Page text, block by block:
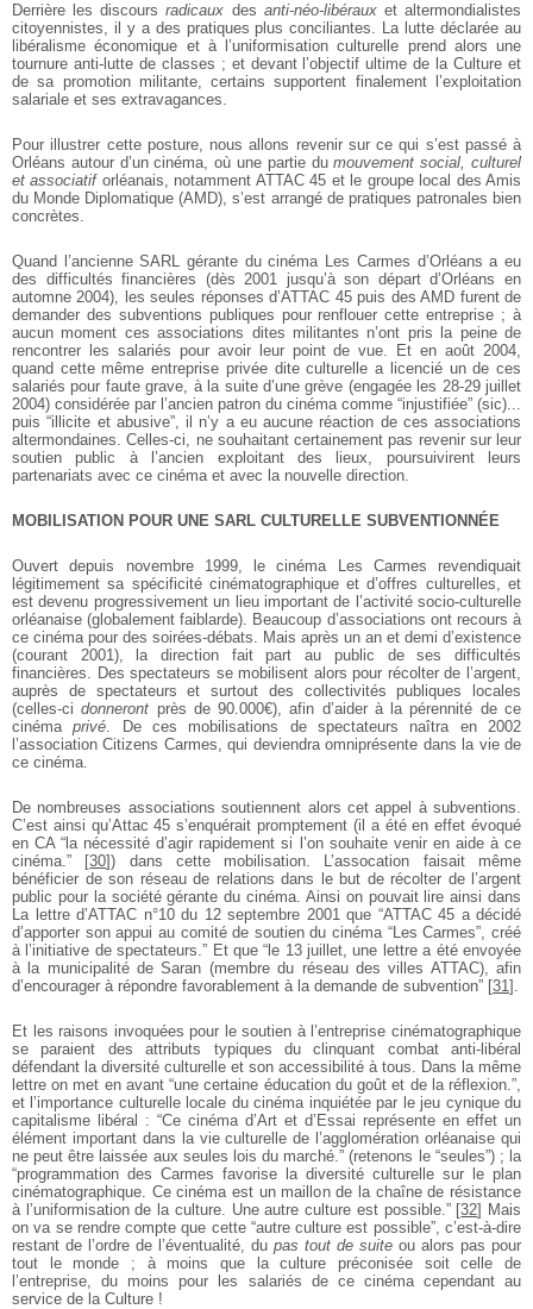
Derrière les discoursradicaux des anti-néo-libérauxet altermondialistes
citoyennistes, il y a des pratiques plus conciliantes. La lutte déclarée au
libéralisme économique et à l’uniformisation culturelle prend alors une
tournure anti-lutte de classes ; et devant l’objectif ultime de la Culture et
de sa promotion militante, certains supportent finalement l’exploitation
salariale et ses extravagances.
Pour illustrer cette posture, nous allons revenir sur ce qui s’est passé à
Orléans autour d’un cinéma, où une partie dumouvement social, culturel
et associatiforléanais, notamment ATTAC 45 et le groupe local des Amis
du Monde Diplomatique (AMD), s’est arrangé de pratiques patronales bien
concrètes.
Quand l’ancienne SARL gérante du cinéma Les Carmes d’Orléans a eu
des difficultés financières (dès 2001 jusqu’à son départ d’Orléans en
automne 2004), les seules réponses d’ATTAC 45 puis des AMD furent de
demander des subventions publiques pour renflouer cette entreprise ; à
aucun moment ces associations dites militantes n’ont pris la peine de
rencontrer les salariés pour avoir leur point de vue. Et en août 2004,
quand cette même entreprise privée dite culturelle a licencié un de ces
salariés pour faute grave, à la suite d’une grève (engagée les 28-29 juillet
2004) considérée par l’ancien patron du cinéma comme “injustifiée” (sic)...
puis “illicite et abusive”, il n’y a eu aucune réaction de ces associations
altermondaines. Celles-ci, ne souhaitant certainement pas revenir sur leur
soutien public à l’ancien exploitant des lieux, poursuivirent leurs
partenariats avec ce cinéma et avec la nouvelle direction.
MOBILISATION POUR UNE SARL CULTURELLE SUBVENTIONNÉE
Ouvert depuis novembre 1999, le cinéma Les Carmes revendiquait
légitimement sa spécificité cinématographique et d’offres culturelles, et
est devenu progressivement un lieu important de l’activité socio-culturelle
orléanaise (globalement faiblarde). Beaucoup d’associations ont recours à
ce cinéma pour des soirées-débats. Mais après un an et demi d’existence
(courant 2001), la direction fait part au public de ses difficultés
financières. Des spectateurs se mobilisent alors pour récolter de l’argent,
auprès de spectateurs et surtout des collectivités publiques locales
(celles-cidonneront près de 90.000€), afin d’aider à la pérennité de ce
cinémaprivé. De ces mobilisations de spectateurs naîtra en 2002
l’association Citizens Carmes, qui deviendra omniprésente dans la vie de
ce cinéma.
De nombreuses associations soutiennent alors cet appel à subventions.
C’est ainsi qu’Attac 45 s’enquérait promptement (il a été en effet évoqué
en CA “la nécessité d’agir rapidement si l’on souhaite venir en aide à ce
cinéma.” [30]) dans cette mobilisation. L’assocation faisait même
bénéficier de son réseau de relations dans le but de récolter de l’argent
public pour la société gérante du cinéma. Ainsi on pouvait lire ainsi dans
La lettre d’ATTAC n°10 du 12 septembre 2001 que “ATTAC 45 a décidé
d’apporter son appui au comité de soutien du cinéma “Les Carmes”, créé
à l’initiative de spectateurs.” Et que “le 13 juillet, une lettre a été envoyée
à la municipalité de Saran (membre du réseau des villes ATTAC), afin
d’encourager à répondre favorablement à la demande de subvention” [31] .
Et les raisons invoquées pour le soutien à l’entreprise cinématographique
se paraient des attributs typiques du clinquant combat anti-libéral
défendant la diversité culturelle et son accessibilité à tous. Dans la même
lettre on met en avant “une certaine éducation du goût et de la réflexion.”,
et l’importance culturelle locale du cinéma inquiétée par le jeu cynique du
capitalisme libéral : “Ce cinéma d’Art et d’Essai représente en effet un
élément important dans la vie culturelle de l’agglomération orléanaise qui
ne peut être laissée aux seules lois du marché.” (retenons le “seules”) ; la
“programmation des Carmes favorise la diversité culturelle sur le plan
cinématographique. Ce cinéma est un maillon de la chaîne de résistance
à l’uniformisation de la culture. Une autre culture est possible.”[32] Mais
on va se rendre compte que cette “autre culture est possible”, c’est-à-dire
restant de l’ordre de l’éventualité, du pas tout de suite ou alors pas pour
tout le monde ; à moins que la culture préconisée soit celle de
l’entreprise, du moins pour les salariés de ce cinéma cependant au
service de la Culture !